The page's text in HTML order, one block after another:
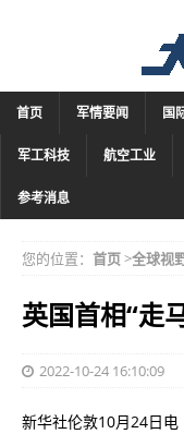
首页 军情要闻 国
军工科技 航空工业
参考消息
您的位置： 首页>全球视
英国首相“走
2022-10-24 16:10:09
新华社伦敦10月24日电